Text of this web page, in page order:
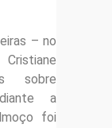
– no
sobre
a
foi